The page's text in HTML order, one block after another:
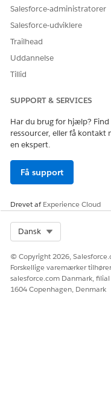
Salesforce-administratorer
Salesforce-udviklere
Trailhead
Uddannelse
Tillid
SUPPORT & SERVICES
Har du brug for hjælp? Find
ressourcer, eller få kontakt
en ekspert.
Få support
Drevet afExperience Cloud
Dansk
© Copyright 2026,
Forskellige varemærker
salesforce.com Danmark,
1604 Copenhagen, Denmark